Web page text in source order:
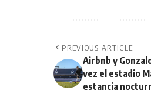
PREVIOUS ARTICLE
Airbnb y
vez el estadio
estancia